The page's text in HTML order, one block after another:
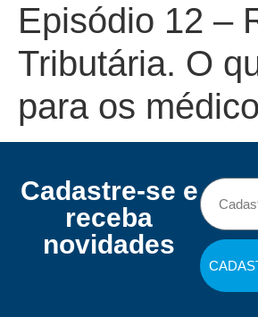
Episódio 12 –
Tributária. O
para os
Cadastre-se e
receba
novidades